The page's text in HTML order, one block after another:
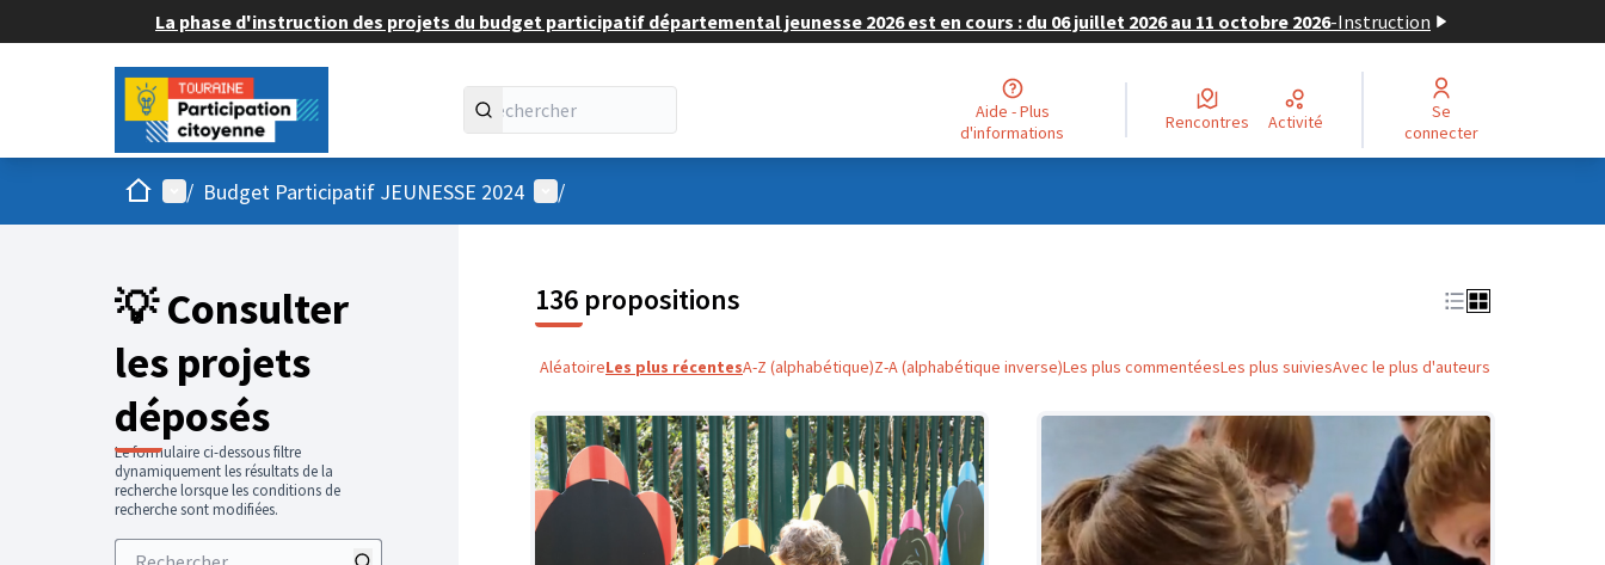
La phase d'instruction des projets du budget participatif départemental jeunesse 2026 est en cours : du 06 juillet 2026 au 11 octobre 2026-Instruction
Aide - Plus
d'informations
Rencontres Activité
Se
connecter
AccueilMenu principal
/ Budget Participatif JEUNESSE 2024 Menu utilisateur
/
💡 Consulter
les projets
déposés
Le formulaire ci-dessous filtre
dynamiquement les résultats de la
recherche lorsque les conditions de
recherche sont modifiées.
136 propositions
AléatoireLes plus récentesA-Z (alphabétique)Z-A (alphabétique inverse)Les plus commentéesLes plus suiviesAvec le plus d'auteurs